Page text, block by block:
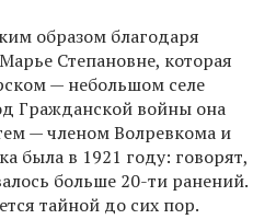
образом благодаря
Степановне, которая
— небольшом селе
Гражданской войны она
— членом Волревкома и
была в 1921 году: говорят,
больше 20-ти ранений.
тайной до сих пор.